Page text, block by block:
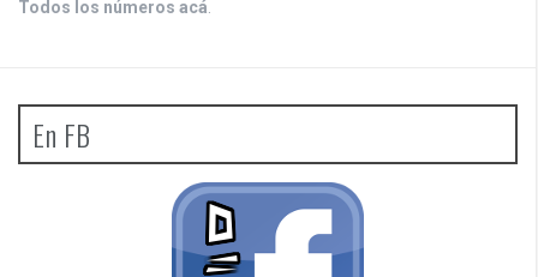
Todos los números acá
En FB